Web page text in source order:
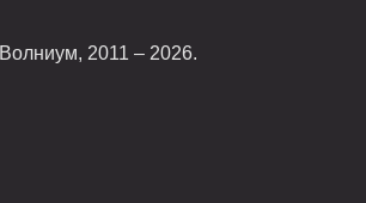
Волниум, 2011 – 2026.